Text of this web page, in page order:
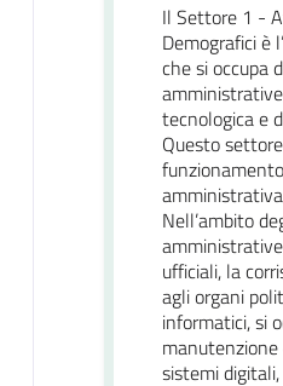
Il Settore 1 -
Demografici è
che si occupa
tecnologica e
Questo
Nell’ambito
ufficiali, la
agli organi
informatici, si
sistemi